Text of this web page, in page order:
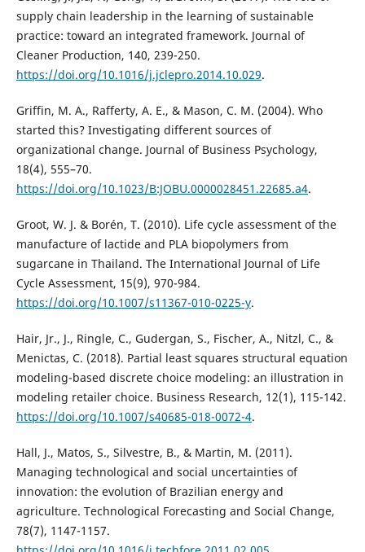
supply chain leadership in the learning of sustainable
practice: toward an integrated framework. Journal of
Cleaner Production, 140, 239-250.
https://doi.org/10.1016/j.jclepro.2014.10.029.
Griffin, M. A., Rafferty, A. E., & Mason, C. M. (2004). Who
started this? Investigating different sources of
organizational change. Journal of Business Psychology,
18(4), 555–70.
https://doi.org/10.1023/B:JOBU.0000028451.22685.a4.
Groot, W. J. & Borén, T. (2010). Life cycle assessment of the
manufacture of lactide and PLA biopolymers from
sugarcane in Thailand. The International Journal of Life
Cycle Assessment, 15(9), 970-984.
https://doi.org/10.1007/s11367-010-0225-y.
Hair, Jr., J., Ringle, C., Gudergan, S., Fischer, A., Nitzl, C., &
Menictas, C. (2018). Partial least squares structural equation
modeling-based discrete choice modeling: an illustration in
modeling retailer choice. Business Research, 12(1), 115-142.
https://doi.org/10.1007/s40685-018-0072-4.
Hall, J., Matos, S., Silvestre, B., & Martin, M. (2011).
Managing technological and social uncertainties of
innovation: the evolution of Brazilian energy and
agriculture. Technological Forecasting and Social Change,
78(7), 1147-1157.